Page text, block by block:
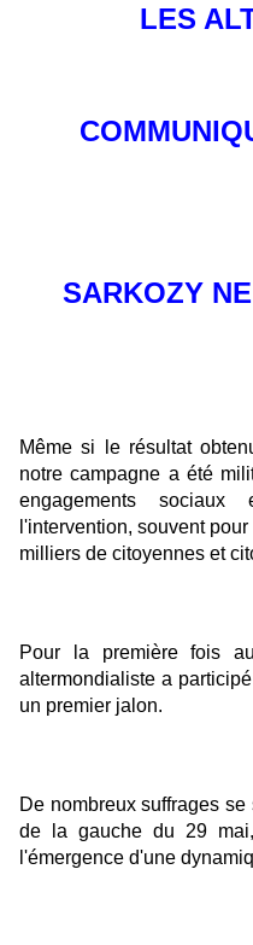
LES
SARKOZY
Même si le résultat
notre campagne a été
engagements
l'intervention, souvent
milliers de citoyennes et
Pour la première fois
altermondialiste a
un premier jalon.
De nombreux suffrages
de la gauche du 29
l'émergence d'une